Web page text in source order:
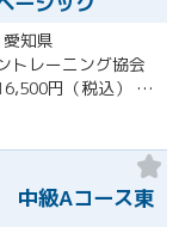
愛知県
トレーニング協会
初回受講：非会員 16,500円（税込） 一般会員 14,850円（税込） 特待会員 13,200円（税込) 会員再受講：一般会員 3,712円（税込） 特待会員 3,300円（税込） 支払い方法：銀行事前振り込み
中級Aコース東